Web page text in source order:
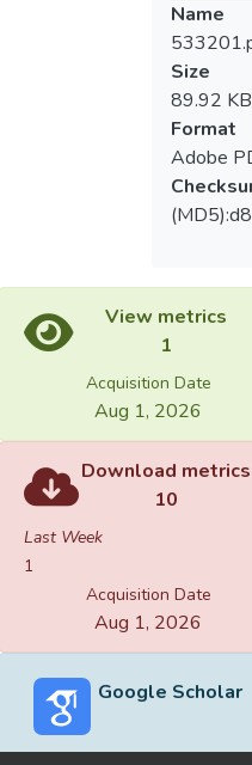
Name
Size
89.92 KB
Format
Adobe
View metrics
1
Acquisition Date
Aug 1, 2026
Download metrics
10
Last Week
1
Acquisition Date
Aug 1, 2026
Google Scholar